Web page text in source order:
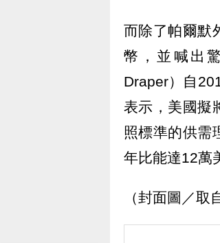
而除了帕爾默
幣，並喊出
Draper）自
表示，美國擬
照標準的供需
年比能達12萬
（封面圖／取